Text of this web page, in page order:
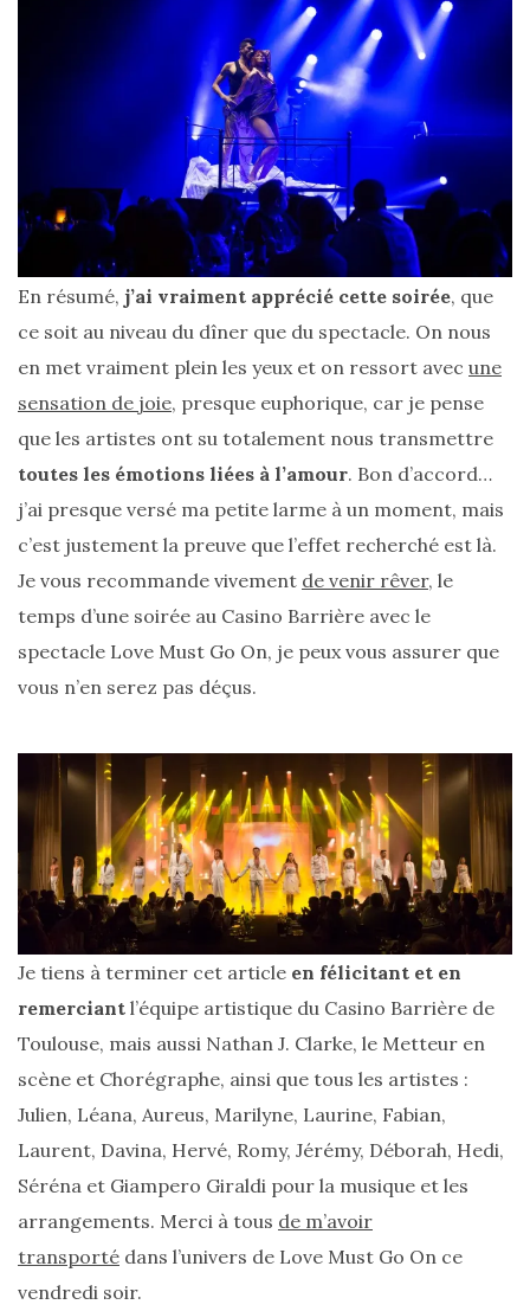
ARCHIVES
DU BLOG
En résumé, j’ai vraiment apprécié cette soirée, que
ce soit au niveau du dîner que du spectacle. On nous
en met vraiment plein les yeux et on ressort avec une
sensation de joie, presque euphorique, car je pense
que les artistes ont su totalement nous transmettre
toutes les émotions liées à l’amour. Bon d’accord…
j’ai presque versé ma petite larme à un moment, mais
c’est justement la preuve que l’effet recherché est là.
Je vous recommande vivement de venir rêver, le
temps d’une soirée au Casino Barrière avec le
spectacle Love Must Go On, je peux vous assurer que
vous n’en serez pas déçus.
Je tiens à terminer cet article en félicitant et en
remerciant l’équipe artistique du Casino Barrière de
Toulouse, mais aussi Nathan J. Clarke, le Metteur en
scène et Chorégraphe, ainsi que tous les artistes :
Julien, Léana, Aureus, Marilyne, Laurine, Fabian,
Laurent, Davina, Hervé, Romy, Jérémy, Déborah, Hedi,
Séréna et Giampero Giraldi pour la musique et les
arrangements. Merci à tous de m’avoir
transporté dans l’univers de Love Must Go On ce
vendredi soir.